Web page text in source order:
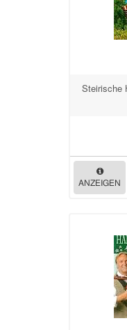
Steirische
ANZEIGEN